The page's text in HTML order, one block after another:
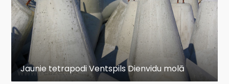
Jaunie tetrapodi Ventspils Dienvidu molā